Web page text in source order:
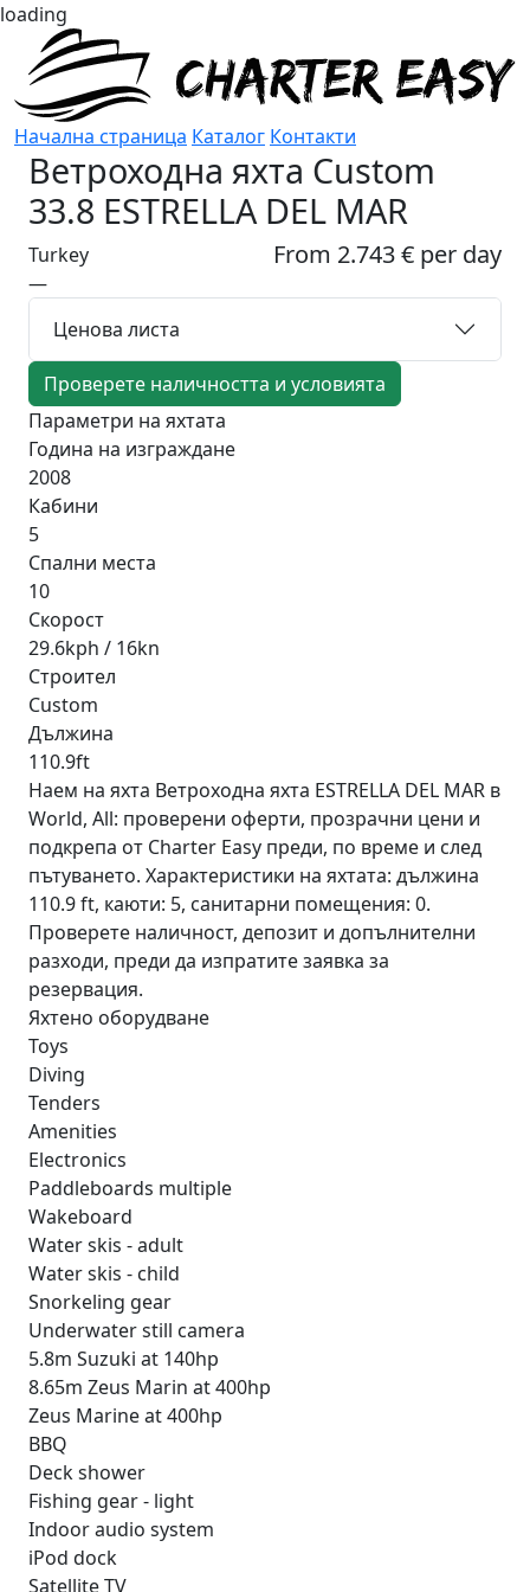
loading
Начална страница Каталог Контакти
Ветроходна яхта Custom
33.8 ESTRELLA DEL MAR
From 2.743 € per day
Turkey
—
Ценова листа
Проверете наличността и условията
Параметри на яхтата
Година на изграждане
2008
Кабини
5
Спални места
10
Скорост
29.6kph / 16kn
Строител
Custom
Дължина
110.9ft
Наем на яхта Ветроходна яхта ESTRELLA DEL MAR в
World, All: проверени оферти, прозрачни цени и
подкрепа от Charter Easy преди, по време и след
пътуването. Характеристики на яхтата: дължина
110.9 ft, каюти: 5, санитарни помещения: 0.
Проверете наличност, депозит и допълнителни
разходи, преди да изпратите заявка за
резервация.
Яхтено оборудване
Toys
Diving
Tenders
Amenities
Electronics
Paddleboards multiple
Wakeboard
Water skis - adult
Water skis - child
Snorkeling gear
Underwater still camera
5.8m Suzuki at 140hp
8.65m Zeus Marin at 400hp
Zeus Marine at 400hp
BBQ
Deck shower
Fishing gear - light
Indoor audio system
iPod dock
Satellite TV